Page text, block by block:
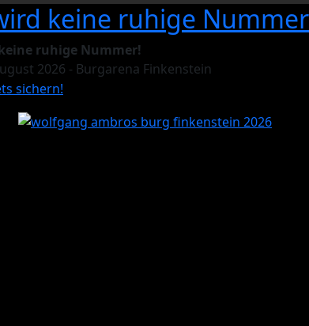
keine ruhige
ruhige Nummer!
2026 - Burgarena Finkenstein
sichern!